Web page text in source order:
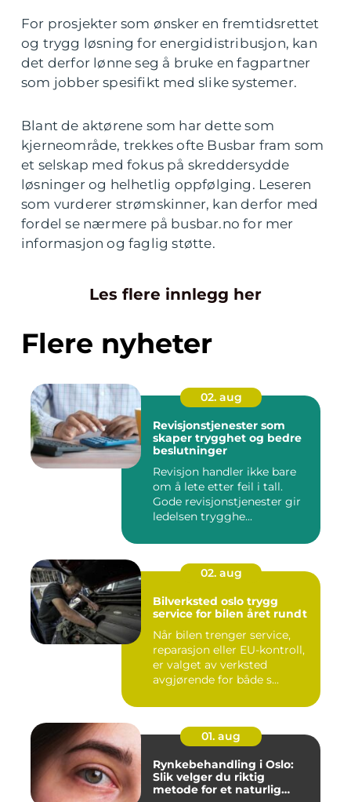
For prosjekter som ønsker en fremtidsrettet
og trygg løsning for energidistribusjon, kan
det derfor lønne seg å bruke en fagpartner
som jobber spesifikt med slike systemer.
Blant de aktørene som har dette som
kjerneområde, trekkes ofte Busbar fram som
et selskap med fokus på skreddersydde
løsninger og helhetlig oppfølging. Leseren
som vurderer strømskinner, kan derfor med
fordel se nærmere på busbar.no for mer
informasjon og faglig støtte.
Les flere innlegg her
Flere nyheter
02. aug
Revisjonstjenester som
skaper trygghet og bedre
beslutninger
Revisjon handler ikke bare
om å lete etter feil i tall.
Gode revisjonstjenester gir
ledelsen trygghe...
02. aug
Bilverksted oslo trygg
service for bilen året rundt
Når bilen trenger service,
reparasjon eller EU-kontroll,
er valget av verksted
avgjørende for både s...
01. aug
Rynkebehandling i Oslo:
Slik velger du riktig
metode for et naturlig